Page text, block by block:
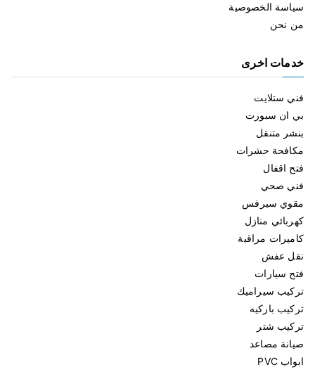
سياسة الخصوصية
من نحن
خدمات اخرى
فني ستلايت
بي ان سبورت
بنشر متنقل
مكافحة حشرات
فتح اقفال
فني صحي
مقوي سيرفس
كهربائي منازل
كاميرات مراقبة
نقل عفش
فتح سيارات
تركيب سيراميك
تركيب باركيه
تركيب شتر
صيانة مصاعد
ابواب PVC